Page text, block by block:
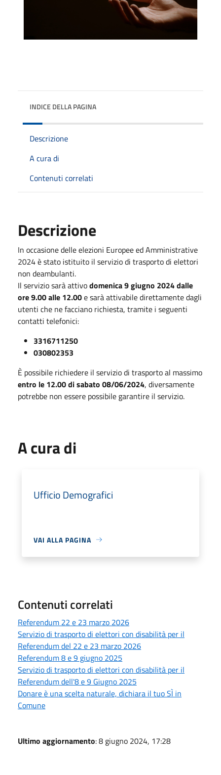
INDICE DELLA PAGINA
Descrizione
A cura di
Contenuti correlati
Descrizione
In occasione delle elezioni Europee ed Amministrative
2024 è stato istituito il servizio di trasporto di elettori
non deambulanti.
Il servizio sarà attivodomenica 9 giugno 2024 dalle
ore 9.00 alle 12.00e sarà attivabile direttamente dagli
utenti che ne facciano richiesta, tramite i seguenti
contatti telefonici:
3316711250
030802353
È possibile richiedere il servizio di trasporto al massimo
entro le 12.00 di sabato 08/06/2024, diversamente
potrebbe non essere possibile garantire il servizio.
A cura di
Ufficio Demografici
VAI ALLA PAGINA
Contenuti correlati
Referendum 22 e 23 marzo 2026
Servizio di trasporto di elettori con disabilità per il
Referendum del 22 e 23 marzo 2026
Referendum 8 e 9 giugno 2025
Servizio di trasporto di elettori con disabilità per il
Referendum dell'8 e 9 Giugno 2025
Donare è una scelta naturale, dichiara il tuo SÌ in
Comune
Ultimo aggiornamento: 8 giugno 2024, 17:28